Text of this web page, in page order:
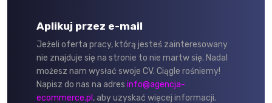
Aplikuj przez e-mail
Jeżeli oferta pracy, którą jesteś zainteresowany
nie znajduje się na stronie to nie martw się. Nadal
możesz nam wysłać swoje CV. Ciągle rośniemy!
Napisz do nas na adres info@agencja-
ecommerce.pl , aby uzyskać więcej informacji.